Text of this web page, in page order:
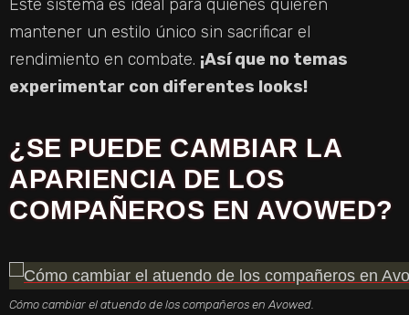
Este sistema es ideal para quienes quieren
mantener un estilo único sin sacrificar el
rendimiento en combate. ¡Así que no temas
experimentar con diferentes looks!
¿SE PUEDE CAMBIAR LA
APARIENCIA DE LOS
COMPAÑEROS EN AVOWED?
Cómo cambiar el atuendo de los compañeros en Avowed.